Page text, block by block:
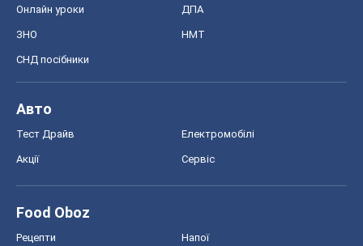
Онлайн уроки ДПА
ЗНО НМТ
СНД посібники
Авто
Тест Драйв Електромобілі
Акції Сервіс
Food Oboz
Рецепти Напої